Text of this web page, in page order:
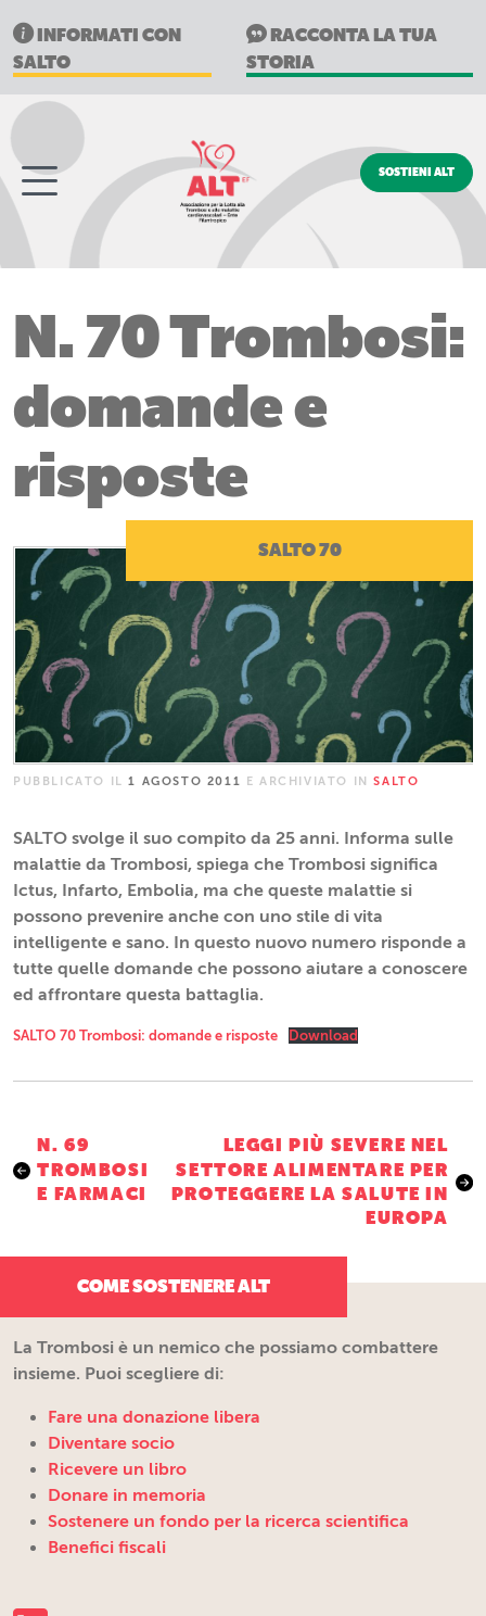
INFORMATI CON
SALTO
RACCONTA LA TUA
STORIA
SOSTIENI ALT
N. 70 Trombosi:
domande e
risposte
SALTO 70
PUBBLICATO IL1 AGOSTO 2011 E ARCHIVIATO INSALTO
SALTO svolge il suo compito da 25 anni. Informa sulle
malattie da Trombosi, spiega che Trombosi significa
Ictus, Infarto, Embolia, ma che queste malattie si
possono prevenire anche con uno stile di vita
intelligente e sano. In questo nuovo numero risponde a
tutte quelle domande che possono aiutare a conoscere
ed affrontare questa battaglia.
SALTO 70 Trombosi: domande e risposte Download
Navigazione
articoli
N. 69
TROMBOSI
E FARMACI
LEGGI PIÙ SEVERE NEL
SETTORE ALIMENTARE PER
PROTEGGERE LA SALUTE IN
EUROPA
COME SOSTENERE ALT
La Trombosi è un nemico che possiamo combattere
insieme. Puoi scegliere di:
Fare una donazione libera
Diventare socio
Ricevere un libro
Donare in memoria
Sostenere un fondo per la ricerca scientifica
Benefici fiscali